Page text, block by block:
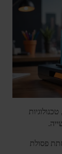
, טכנולוגיות
פסולת